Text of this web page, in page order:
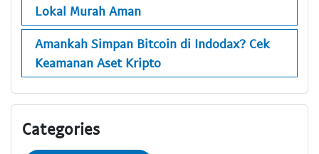
Lokal Murah Aman
Amankah Simpan Bitcoin di Indodax? Cek
Keamanan Aset Kripto
Categories